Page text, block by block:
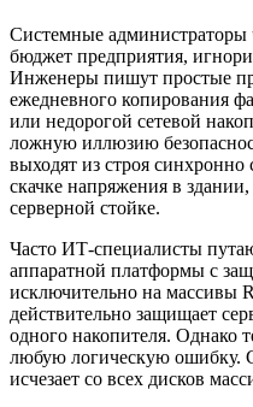
Системные администраторы
бюджет предприятия,
Инженеры пишут простые
ежедневного копирования
или недорогой сетевой
ложную иллюзию
выходят из строя
скачке напряжения в
серверной стойке.
Часто ИТ-специалисты
аппаратной платформы с
исключительно на массивы
действительно защищает
одного накопителя. Однако
любую логическую ошибку.
исчезает со всех дисков